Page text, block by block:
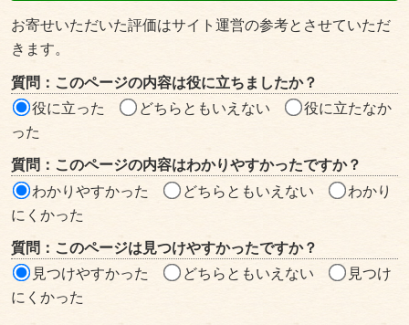
ン
ツ
評
価
ア
お寄せいただいた評価はサイト運営の参考とさせていただ
きます。
質問：このページの内容は役に立ちましたか？
役に立った
どちらともいえない
役に立たなか
った
質問：このページの内容はわかりやすかったですか？
わかりやすかった
どちらともいえない
わかり
にくかった
質問：このページは見つけやすかったですか？
見つけやすかった
どちらともいえない
見つけ
にくかった